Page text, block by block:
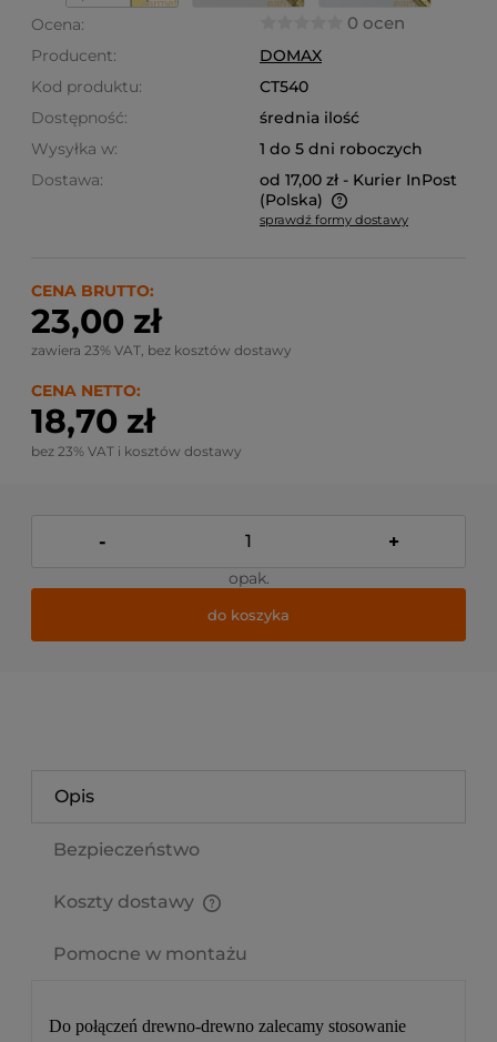
Ocena: 0 ocen
Producent:
DOMAX
Kod produktu:
CT540
Dostępność:
średnia ilość
Wysyłka w:
1 do 5 dni roboczych
Dostawa:
od 17,00 zł - Kurier InPost
(Polska)
Cena nie zawiera ewentualnych kosztów płatności
sprawdź formy dostawy
CENA BRUTTO:
23,00 zł
zawiera 23% VAT, bez kosztów dostawy
CENA NETTO:
18,70 zł
bez 23% VAT i kosztów dostawy
- +
opak.
do koszyka
Opis
Bezpieczeństwo
Koszty dostawy
Pomocne w montażu
Do połączeń drewno-drewno zalecamy stosowanie